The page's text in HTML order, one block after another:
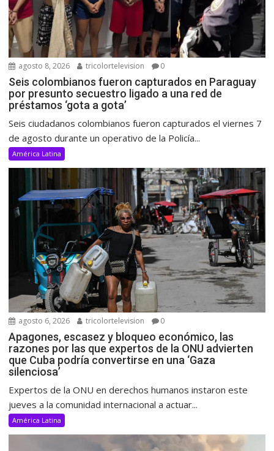
agosto 8, 2026 tricolortelevision 0
Seis colombianos fueron capturados en Paraguay
por presunto secuestro ligado a una red de
préstamos ‘gota a gota’
Seis ciudadanos colombianos fueron capturados el viernes 7
de agosto durante un operativo de la Policía...
América Latina
agosto 6, 2026 tricolortelevision 0
Apagones, escasez y bloqueo económico, las
razones por las que expertos de la ONU advierten
que Cuba podría convertirse en una ‘Gaza
silenciosa’
Expertos de la ONU en derechos humanos instaron este
jueves a la comunidad internacional a actuar...
América Latina